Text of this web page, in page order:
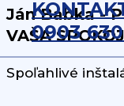
0903
Ján Babka -
VAŠA
Spoľahlivé